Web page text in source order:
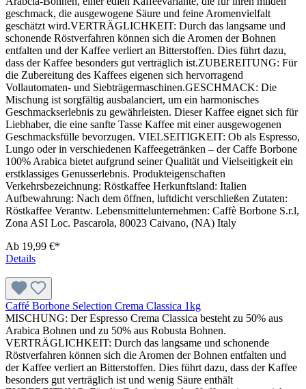
geschmack, die ausgewogene Säure und feine Aromenvielfalt
geschätzt wird.VERTRÄGLICHKEIT: Durch das langsame und
schonende Röstverfahren können sich die Aromen der Bohnen
entfalten und der Kaffee verliert an Bitterstoffen. Dies führt dazu,
dass der Kaffee besonders gut verträglich ist.ZUBEREITUNG: Für
die Zubereitung des Kaffees eigenen sich hervorragend
Vollautomaten- und Siebträgermaschinen.GESCHMACK: Die
Mischung ist sorgfältig ausbalanciert, um ein harmonisches
Geschmackserlebnis zu gewährleisten. Dieser Kaffee eignet sich für
Liebhaber, die eine sanfte Tasse Kaffee mit einer ausgewogenen
Geschmacksfülle bevorzugen. VIELSEITIGKEIT: Ob als Espresso,
Lungo oder in verschiedenen Kaffeegetränken – der Caffe Borbone
100% Arabica bietet aufgrund seiner Qualität und Vielseitigkeit ein
erstklassiges Genusserlebnis. Produkteigenschaften
Verkehrsbezeichnung: Röstkaffee Herkunftsland: Italien
Aufbewahrung: Nach dem öffnen, luftdicht verschließen Zutaten:
Röstkaffee Verantw. Lebensmittelunternehmen: Caffè Borbone S.r.l,
Zona ASI Loc. Pascarola, 80023 Caivano, (NA) Italy
Ab 19,99 €*
Details
Caffé Borbone Selection Crema Classica 1kg
MISCHUNG: Der Espresso Crema Classica besteht zu 50% aus
Arabica Bohnen und zu 50% aus Robusta Bohnen.
VERTRÄGLICHKEIT: Durch das langsame und schonende
Röstverfahren können sich die Aromen der Bohnen entfalten und
der Kaffee verliert an Bitterstoffen. Dies führt dazu, dass der Kaffee
besonders gut verträglich ist und wenig Säure enthält